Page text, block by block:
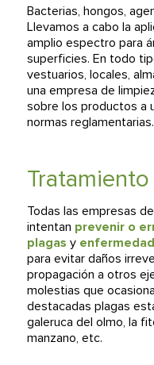
Bacterias, hongos,
Llevamos a cabo la
amplio espectro para
superficies. En todo
vestuarios, locales,
una empresa de
sobre los productos a
normas reglamentarias.
Todas las empresas
intentan prevenir o
plagas y
para evitar daños
propagación a otros
molestias que
destacadas plagas
galeruca del olmo, la
manzano, etc.